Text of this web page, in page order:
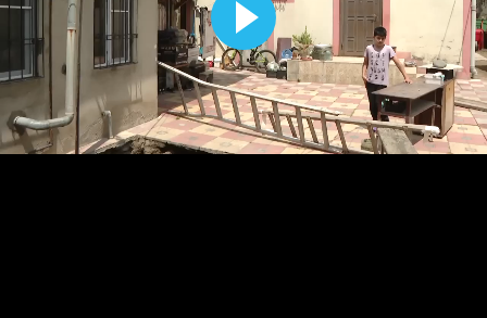
Xətai rayonunda fövqəladə